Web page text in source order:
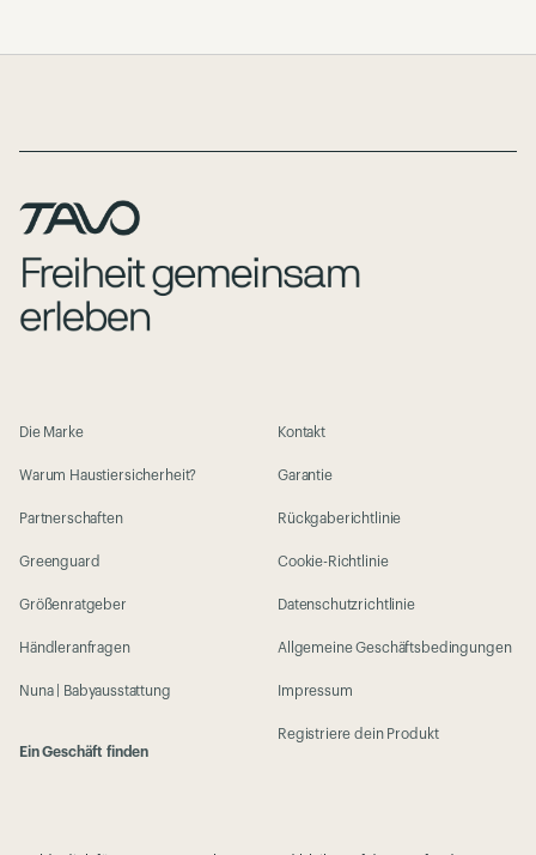
Die Marke
Warum Haustiersicherheit?
Partnerschaften
Greenguard
Größenratgeber
Händleranfragen
Nuna | Babyausstattung
Ein Geschäft finden
Kontakt
Garantie
Rückgaberichtlinie
Cookie-Richtlinie
Datenschutzrichtlinie
Allgemeine Geschäftsbedingungen
Impressum
Registriere dein Produkt